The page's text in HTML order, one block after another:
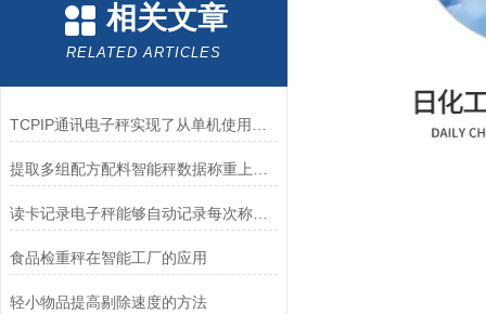
相关文章
RELATED ARTICLES
读卡记录电子秤能够自动记录每次称重的数据
食品检重秤在智能工厂的应用
轻小物品提高剔除速度的方法